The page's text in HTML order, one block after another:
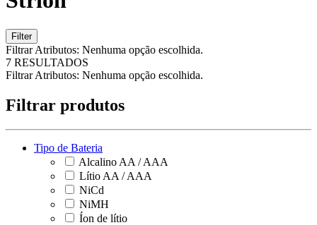
Filter
Filtrar Atributos: Nenhuma opção escolhida.
7 RESULTADOS
Filtrar Atributos: Nenhuma opção escolhida.
Filtrar produtos
Tipo de Bateria
Alcalino AA / AAA
Lítio AA / AAA
NiCd
NiMH
Íon de lítio